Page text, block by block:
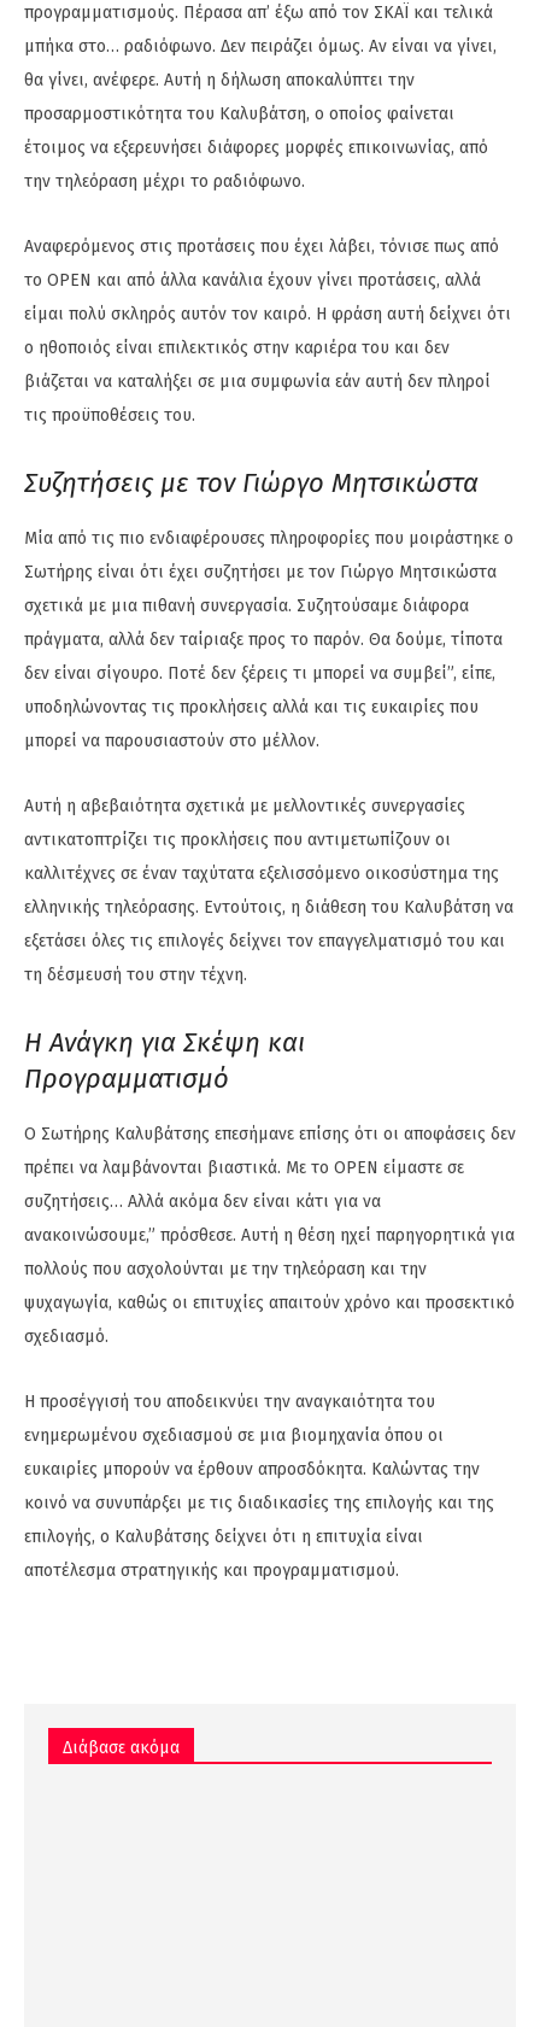
προγραμματισμούς. Πέρασα απ’ έξω από τον ΣΚΑΪ και τελικά
μπήκα στο… ραδιόφωνο. Δεν πειράζει όμως. Αν είναι να γίνει,
θα γίνει, ανέφερε. Αυτή η δήλωση αποκαλύπτει την
προσαρμοστικότητα του Καλυβάτση, ο οποίος φαίνεται
έτοιμος να εξερευνήσει διάφορες μορφές επικοινωνίας, από
την τηλεόραση μέχρι το ραδιόφωνο.
Αναφερόμενος στις προτάσεις που έχει λάβει, τόνισε πως από
το OPEN και από άλλα κανάλια έχουν γίνει προτάσεις, αλλά
είμαι πολύ σκληρός αυτόν τον καιρό. Η φράση αυτή δείχνει ότι
ο ηθοποιός είναι επιλεκτικός στην καριέρα του και δεν
βιάζεται να καταλήξει σε μια συμφωνία εάν αυτή δεν πληροί
τις προϋποθέσεις του.
Συζητήσεις με τον Γιώργο Μητσικώστα
Μία από τις πιο ενδιαφέρουσες πληροφορίες που μοιράστηκε ο
Σωτήρης είναι ότι έχει συζητήσει με τον Γιώργο Μητσικώστα
σχετικά με μια πιθανή συνεργασία. Συζητούσαμε διάφορα
πράγματα, αλλά δεν ταίριαξε προς το παρόν. Θα δούμε, τίποτα
δεν είναι σίγουρο. Ποτέ δεν ξέρεις τι μπορεί να συμβεί”, είπε,
υποδηλώνοντας τις προκλήσεις αλλά και τις ευκαιρίες που
μπορεί να παρουσιαστούν στο μέλλον.
Αυτή η αβεβαιότητα σχετικά με μελλοντικές συνεργασίες
αντικατοπτρίζει τις προκλήσεις που αντιμετωπίζουν οι
καλλιτέχνες σε έναν ταχύτατα εξελισσόμενο οικοσύστημα της
ελληνικής τηλεόρασης. Εντούτοις, η διάθεση του Καλυβάτση να
εξετάσει όλες τις επιλογές δείχνει τον επαγγελματισμό του και
τη δέσμευσή του στην τέχνη.
Η Ανάγκη για Σκέψη και
Προγραμματισμό
Ο Σωτήρης Καλυβάτσης επεσήμανε επίσης ότι οι αποφάσεις δεν
πρέπει να λαμβάνονται βιαστικά. Με το OPEN είμαστε σε
συζητήσεις… Αλλά ακόμα δεν είναι κάτι για να
ανακοινώσουμε,” πρόσθεσε. Αυτή η θέση ηχεί παρηγορητικά για
πολλούς που ασχολούνται με την τηλεόραση και την
ψυχαγωγία, καθώς οι επιτυχίες απαιτούν χρόνο και προσεκτικό
σχεδιασμό.
Η προσέγγισή του αποδεικνύει την αναγκαιότητα του
ενημερωμένου σχεδιασμού σε μια βιομηχανία όπου οι
ευκαιρίες μπορούν να έρθουν απροσδόκητα. Καλώντας την
κοινό να συνυπάρξει με τις διαδικασίες της επιλογής και της
επιλογής, ο Καλυβάτσης δείχνει ότι η επιτυχία είναι
αποτέλεσμα στρατηγικής και προγραμματισμού.
Διάβασε ακόμα